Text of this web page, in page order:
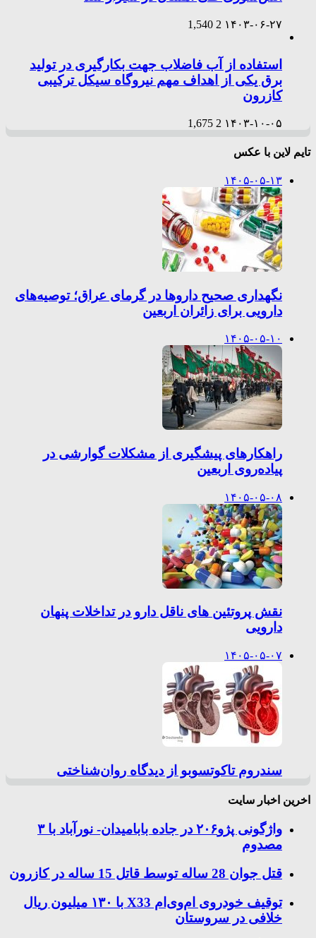
۱۴۰۳-۰۶-۲۷ 2
1,540
استفاده از آب فاضلاب جهت بکارگیری در تولید
برق یکی از اهداف مهم نیروگاه سیکل ترکیبی
کازرون
۱۴۰۳-۱۰-۰۵ 2
1,675
تایم لاین با عکس
۱۴۰۵-۰۵-۱۳
نگهداری صحیح داروها در گرمای عراق؛ توصیه‌های
دارویی برای زائران اربعین
۱۴۰۵-۰۵-۱۰
راهکارهای پیشگیری از مشکلات گوارشی در
پیاده‌روی اربعین
۱۴۰۵-۰۵-۰۸
نقش پروتئین های ناقل دارو در تداخلات پنهان
دارویی
۱۴۰۵-۰۵-۰۷
سندروم تاکوتسوبو از دیدگاه روان‌شناختی
اخرین اخبار سایت
واژگونی پژو۲۰۶ در جاده بابامیدان- نورآباد با ۳
مصدوم
قتل جوان 28 ساله توسط قاتل 15 ساله در کازرون
توقیف خودروی ام‌وی‌ام X33 با ۱۳۰ میلیون ریال
خلافی در سروستان